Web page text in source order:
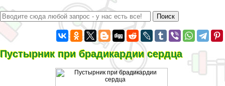
Пустырник при брадикардии сердца